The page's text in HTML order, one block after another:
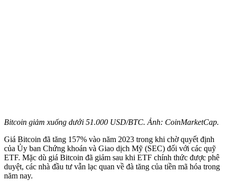
Bitcoin giảm xuống dưới 51.000 USD/BTC. Ảnh: CoinMarketCap.
Giá Bitcoin đã tăng 157% vào năm 2023 trong khi chờ quyết định
của Ủy ban Chứng khoán và Giao dịch Mỹ (SEC) đối với các quỹ
ETF. Mặc dù giá Bitcoin đã giảm sau khi ETF chính thức được phê
duyệt, các nhà đầu tư vẫn lạc quan về đà tăng của tiền mã hóa trong
năm nay.